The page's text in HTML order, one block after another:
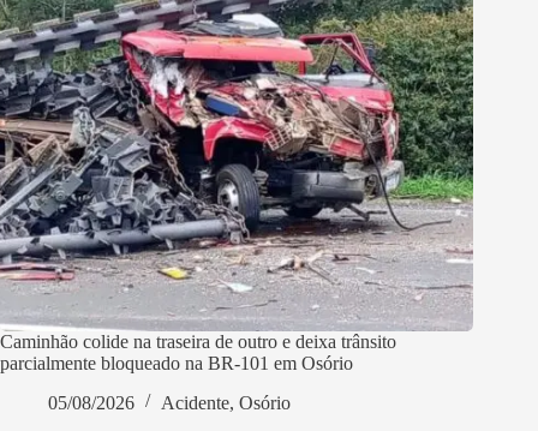
Caminhão colide na traseira de outro e deixa trânsito
parcialmente bloqueado na BR-101 em Osório
05/08/2026
Acidente, Osório